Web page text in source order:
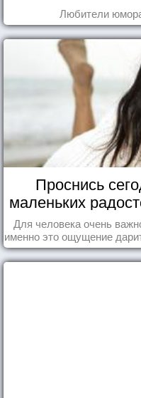
Любители
Проснись
маленьких
Для человека очень
именно это ощущение
каждый день